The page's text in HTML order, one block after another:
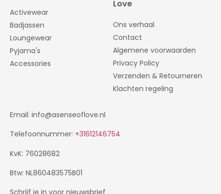
Activewear
Badjassen
Loungewear
Pyjama's
Accessories
Love
Ons verhaal
Contact
Algemene voorwaarden
Privacy Policy
Verzenden & Retourneren
Klachten regeling
Email: info@asenseoflove.nl
Telefoonnummer: +31612146754
KvK: 76028682
Btw: NL860483575B01